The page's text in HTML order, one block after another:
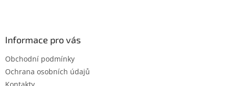
Informace pro vás
Obchodní podmínky
Ochrana osobních údajů